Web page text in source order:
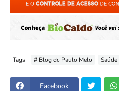
Tags # Blog do Paulo Melo Saúde
Facebook